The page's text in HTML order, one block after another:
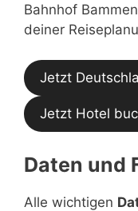
Bahnhof
deiner
Jetzt
Jetzt Hotel
Daten und
Alle wichtigen